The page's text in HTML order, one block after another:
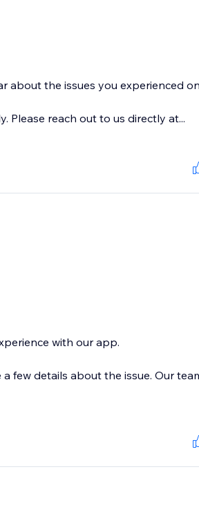
about the issues you experienced
Please reach out to us directly at...
with our app.
few details about the issue. Our